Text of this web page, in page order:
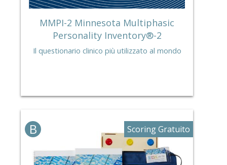
MMPI-2 Minnesota Multiphasic
Personality Inventory®-2
Il questionario clinico più utilizzato al mondo
B Scoring Gratuito